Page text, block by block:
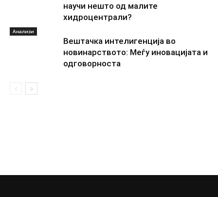
научи нешто од малите
хидроцентрали?
Анализи
Вештачка интелигенција во
новинарството: Меѓу иновацијата и
одговорноста